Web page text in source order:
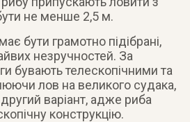
не менше 2,5 м.
бути грамотно підібрані,
незручностей. За
бувають телескопічними та
лов на великого судака,
варіант, адже риба
конструкцію.